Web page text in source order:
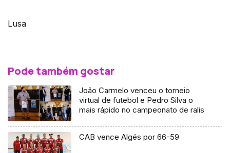
Lusa
Pode também gostar
João Carmelo venceu o torneio
virtual de futebol e Pedro Silva o
mais rápido no campeonato de ralis
CAB vence Algés por 66-59